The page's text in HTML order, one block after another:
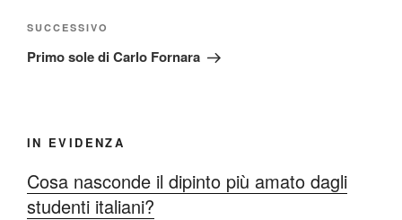
Articolo
successivo
SUCCESSIVO
Primo sole di Carlo Fornara
IN EVIDENZA
Cosa nasconde il dipinto più amato dagli
studenti italiani?